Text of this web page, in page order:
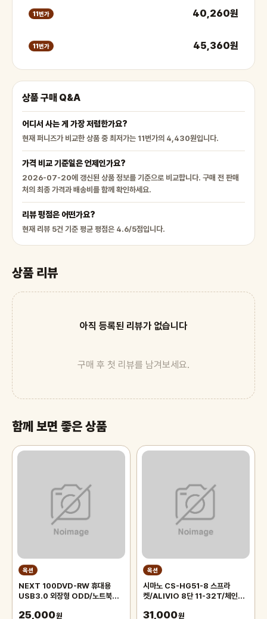
11번가 40,260원
11번가 45,360원
상품 구매 Q&A
어디서 사는 게 가장 저렴한가요?
현재 퍼니즈가 비교한 상품 중 최저가는 11번가의 4,430원입니다.
가격 비교 기준일은 언제인가요?
2026-07-20에 갱신된 상품 정보를 기준으로 비교합니다. 구매 전 판매
처의 최종 가격과 배송비를 함께 확인하세요.
리뷰 평점은 어떤가요?
현재 리뷰 5건 기준 평균 평점은 4.6/5점입니다.
상품 리뷰
아직 등록된 리뷰가 없습니다
구매 후 첫 리뷰를 남겨보세요.
함께 보면 좋은 상품
옥션
NEXT 100DVD-RW 휴대용
USB3.0 외장형 ODD/노트북CD
25,000원
옥션
시마노 CS-HG51-8 스프라
켓/ALIVIO 8단 11-32T/체인
31,000원